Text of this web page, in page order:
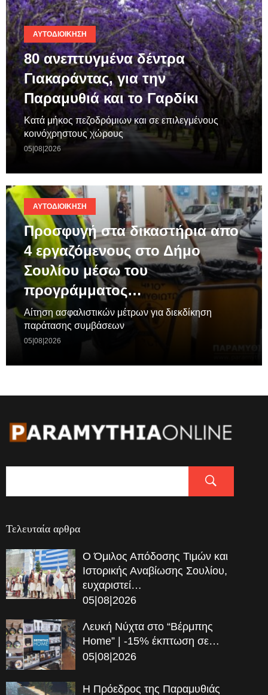
ΑΥΤΟΔΙΟΊΚΗΣΗ
80 ανεπτυγμένα δέντρα
Γιακαράντας, για την
Παραμυθιά και το Γαρδίκι
Κατά μήκος πεζοδρόμιων και σε επιλεγμένους
κοινόχρηστους χώρους
05|08|2026
ΑΥΤΟΔΙΟΊΚΗΣΗ
Προσφυγή στα δικαστήρια απο
4 εργαζόμενους στο Δήμο
Σουλίου μέσω του
προγράμματος…
Aίτηση ασφαλιστικών μέτρων για διεκδίκηση
παράτασης συμβάσεων
05|08|2026
Τελευταία αρθρα
Ο Όμιλος Απόδοσης Τιμών και
Ιστορικής Αναβίωσης Σουλίου,
ευχαριστεί…
05|08|2026
Λευκή Νύχτα στο “Βέρμπης
Home” | -15% έκπτωση σε…
05|08|2026
Η Πρόεδρος της Παραμυθιάς